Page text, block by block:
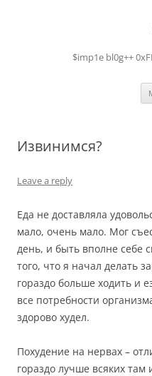
$imp1e bl0g++
Извинимся?
Leave a reply
Еда не доставляла
мало, очень мало. Мог
день, и быть вполне себе
того, что я начал делать
гораздо больше ходить и
все потребности
здорово худел.
Похудение на нервах –
гораздо лучше всяких